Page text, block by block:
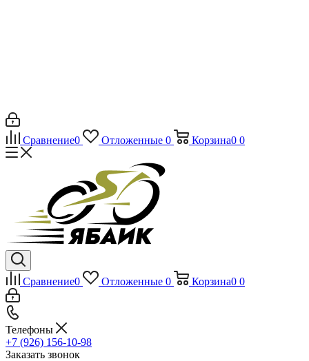
Сравнение0 Отложенные 0 Корзина0 0
Сравнение0 Отложенные 0 Корзина0 0
Телефоны
+7 (926) 156-10-98
Заказать звонок